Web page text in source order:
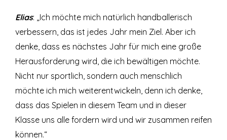
Elias: „Ich möchte mich natürlich handballerisch
verbessern, das ist jedes Jahr mein Ziel. Aber ich
denke, dass es nächstes Jahr für mich eine große
Herausforderung wird, die ich bewältigen möchte.
Nicht nur sportlich, sondern auch menschlich
möchte ich mich weiterentwickeln, denn ich denke,
dass das Spielen in diesem Team und in dieser
Klasse uns alle fordern wird und wir zusammen reifen
können.“